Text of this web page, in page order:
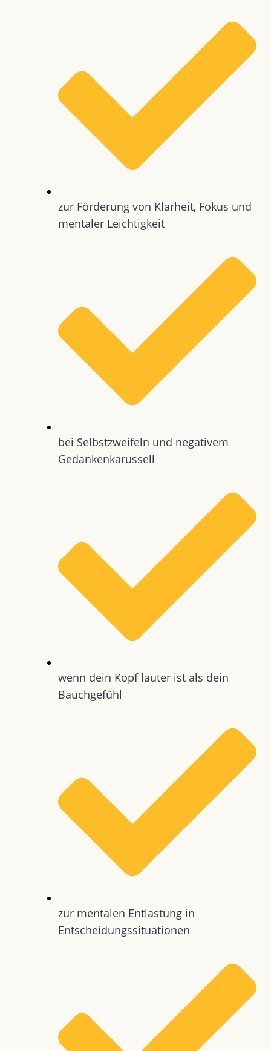
zur Förderung von Klarheit, Fokus und
mentaler Leichtigkeit
bei Selbstzweifeln und negativem
Gedankenkarussell
wenn dein Kopf lauter ist als dein
Bauchgefühl
zur mentalen Entlastung in
Entscheidungssituationen